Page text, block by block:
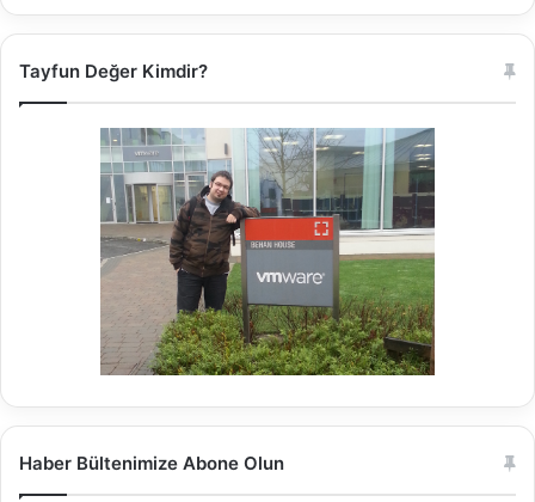
Tayfun Değer Kimdir?
Haber Bültenimize Abone Olun